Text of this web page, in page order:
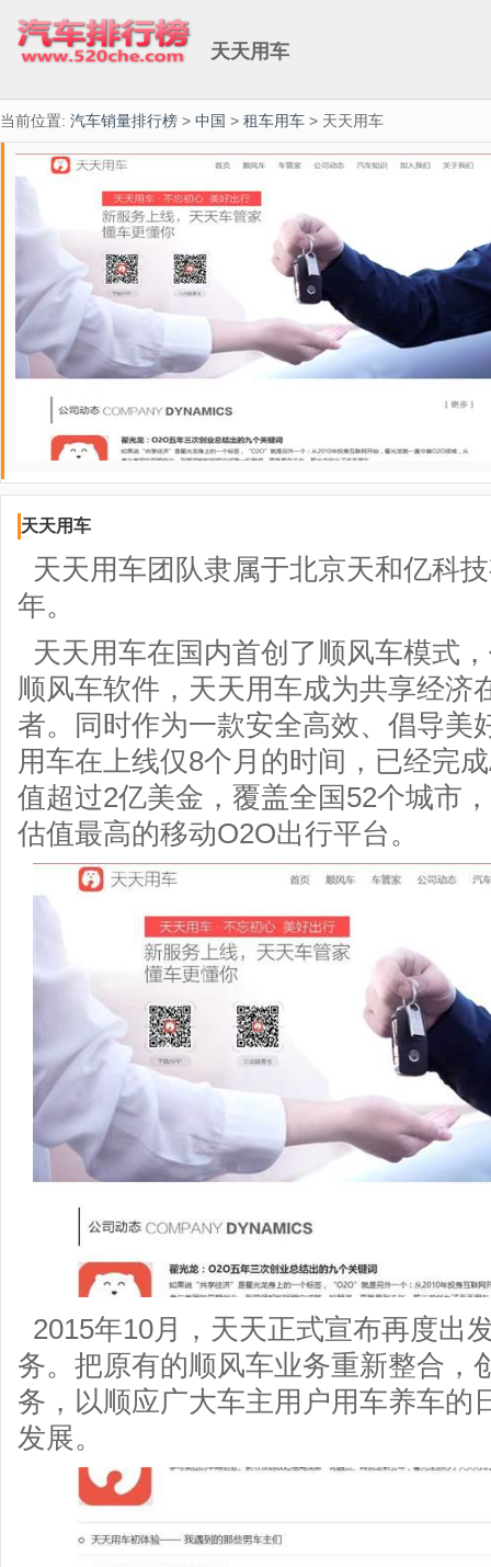
天天用车
当前位置: 汽车销量排行榜 > 中国 > 租车用车 > 天天用车
天天用车
天天用车团队隶属于北京天和亿科
年。
天天用车在国内首创了顺风车模式
顺风车软件，天天用车成为共享经济
者。同时作为一款安全高效、倡导美
用车在上线仅8个月的时间，已经完
值超过2亿美金，覆盖全国52个城市
估值最高的移动O2O出行平台。
2015年10月，天天正式宣布再度出
务。把原有的顺风车业务重新整合，
务，以顺应广大车主用户用车养车的
发展。